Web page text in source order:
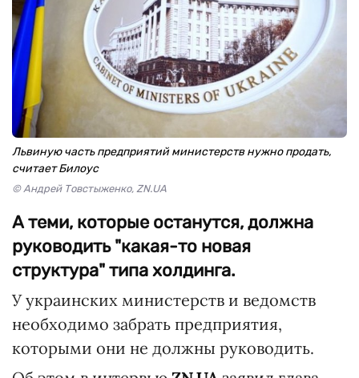
Львиную часть предприятий министерств нужно продать,
считает Билоус
© Андрей Товстыженко, ZN.UA
А теми, которые останутся, должна
руководить "какая-то новая
структура" типа холдинга.
У украинских министерств и ведомств
необходимо забрать предприятия,
которыми они не должны руководить.